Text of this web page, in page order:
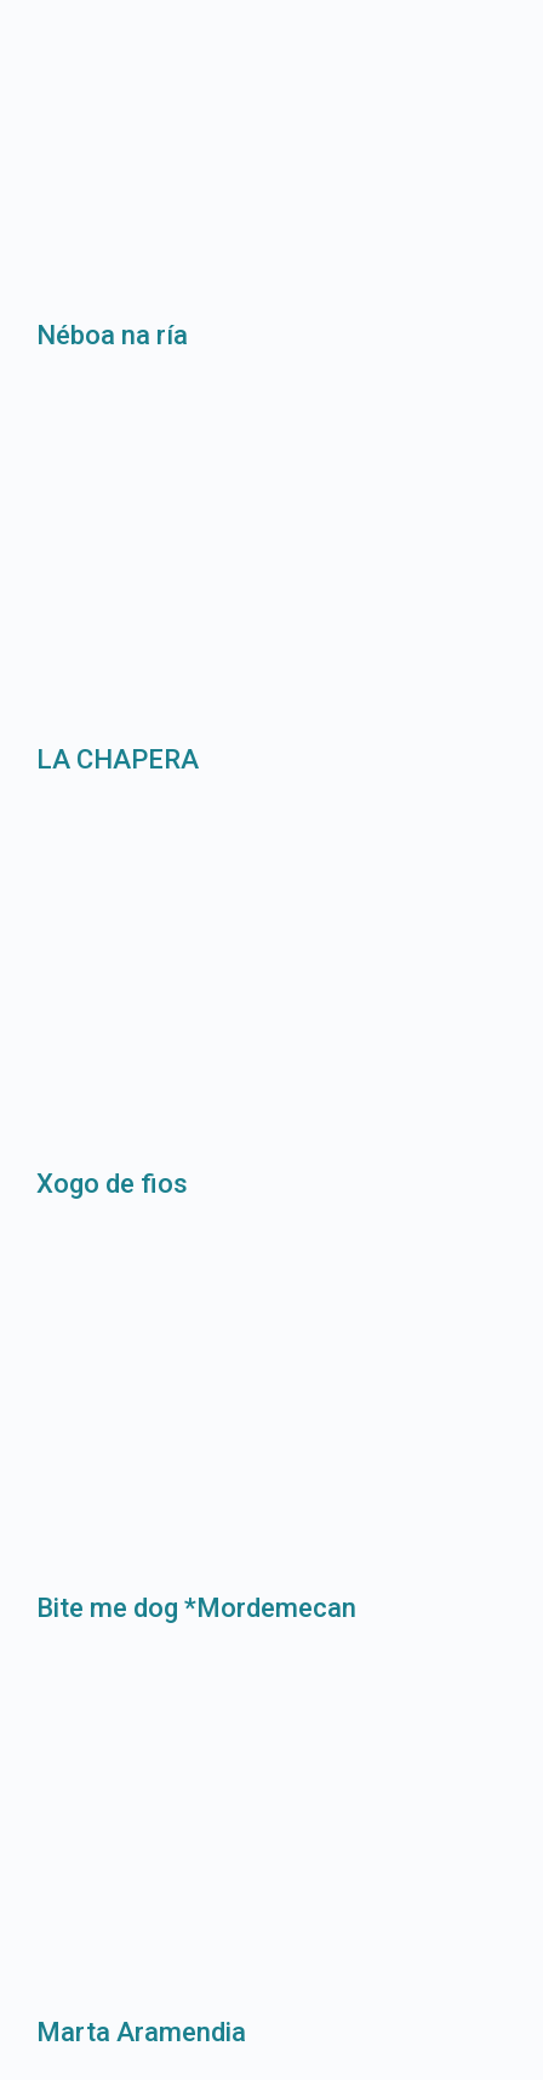
Néboa na ría
LA CHAPERA
Xogo de fios
Bite me dog *Mordemecan
Marta Aramendia